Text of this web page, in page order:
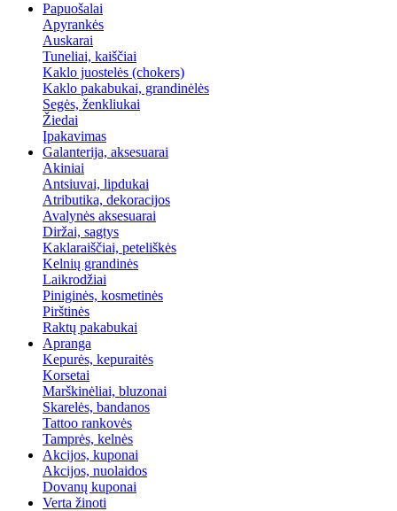
Papuošalai
Apyrankės
Auskarai
Tuneliai, kaiščiai
Kaklo juostelės (chokers)
Kaklo pakabukai, grandinėlės
Segės, ženkliukai
Žiedai
Įpakavimas
Galanterija, aksesuarai
Akiniai
Antsiuvai, lipdukai
Atributika, dekoracijos
Avalynės aksesuarai
Diržai, sagtys
Kaklaraiščiai, peteliškės
Kelnių grandinės
Laikrodžiai
Piniginės, kosmetinės
Pirštinės
Raktų pakabukai
Apranga
Kepurės, kepuraitės
Korsetai
Marškinėliai, bluzonai
Skarelės, bandanos
Tattoo rankovės
Tamprės, kelnės
Akcijos, kuponai
Akcijos, nuolaidos
Dovanų kuponai
Verta žinoti